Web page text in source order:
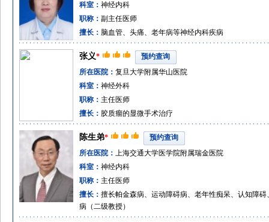
科室： 神经内科
职称： 副主任医师
擅长： 脑血管、头痛、老年病等神经内科疾病
张义*
预约查询
所在医院： 复旦大学附属华山医院
科室： 神经外科
职称： 主任医师
擅长： 胶质瘤的显微手术治疗
陈生弟*
预约查询
所在医院： 上海交通大学医学院附属瑞金医院
科室： 神经内科
职称： 主任医师
擅长： 擅长帕金森病、运动障碍病、老年性痴呆、认知障
病（二级教授）